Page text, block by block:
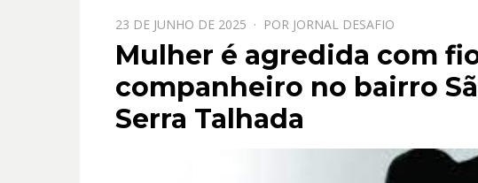
PPOSTADO
EM
23 DE JUNHO DE 2025 POR JORNAL DESAFIO
Mulher é agredida com
companheiro no bairro
Serra Talhada